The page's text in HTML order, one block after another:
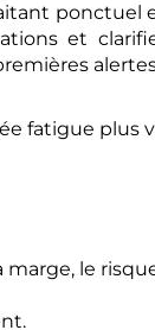
ponctuel
et
fatigue plus
le